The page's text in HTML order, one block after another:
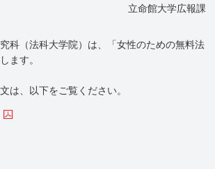
立命館大学広報課
科（法科大学院）は、「女性のための無料法
ます。
は、以下をご覧ください。